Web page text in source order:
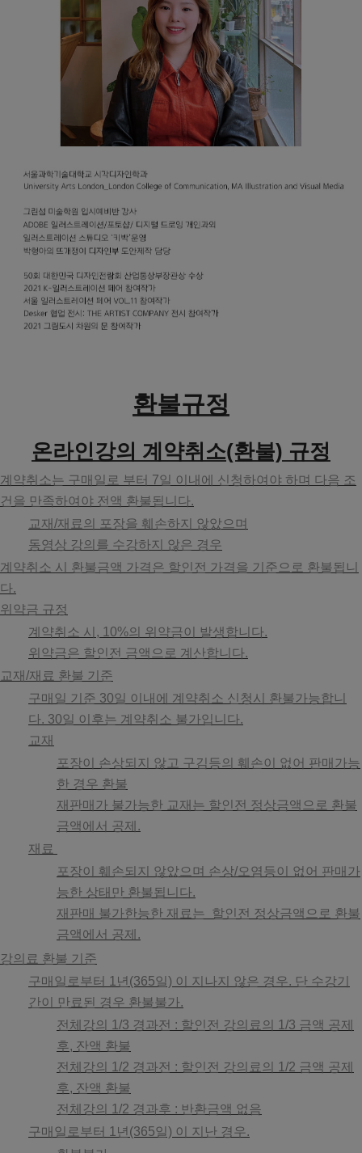
환불규정
온라인강의 계약취소(환불) 규정
계약취소는 구매일로 부터 7일 이내에 신청하여야 하며 다음 조
건을 만족하여야 전액 환불됩니다.
교재/재료의 포장을 훼손하지 않았으며
동영상 강의를 수강하지 않은 경우
계약취소 시 환불금액 가격은 할인전 가격을 기준으로 환불됩니
다.
위약금 규정
계약취소 시, 10%의 위약금이 발생합니다.
위약금은 할인전 금액으로 계산합니다.
교재/재료 환불 기준
구매일 기준 30일 이내에 계약취소 신청시 환불가능합니
다. 30일 이후는 계약취소 불가입니다.
교재
포장이 손상되지 않고 구김등의 훼손이 없어 판매가능
한 경우 환불
재판매가 불가능한 교재는 할인전 정상금액으로 환불
금액에서 공제.
재료
포장이 훼손되지 않았으며 손상/오염등이 없어 판매가
능한 상태만 환불됩니다.
재판매 불가한능한 재료는 할인전 정상금액으로 환불
금액에서 공제.
강의료 환불 기준
구매일로부터 1년(365일) 이 지나지 않은 경우. 단 수강기
간이 만료된 경우 환불불가.
전체강의 1/3 경과전 : 할인전 강의료의 1/3 금액 공제
후, 잔액 환불
전체강의 1/2 경과전 : 할인전 강의료의 1/2 금액 공제
후, 잔액 환불
전체강의 1/2 경과후 : 반환금액 없음
구매일로부터 1년(365일) 이 지난 경우.